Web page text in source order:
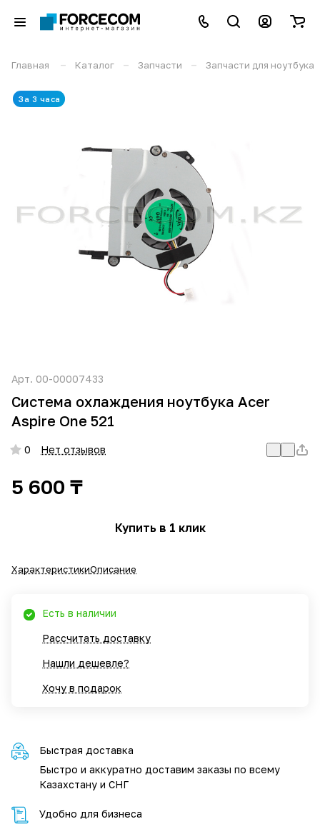
Главная – Каталог – Запчасти – Запчасти для ноутбука
За 3 часа
Арт. 00-00007433
Система охлаждения ноутбука Acer
Aspire One 521
0 Нет отзывов
5 600 ₸
Купить в 1 клик
ХарактеристикиОписание
Есть в наличии
Рассчитать доставку
Нашли дешевле?
Хочу в подарок
Быстрая доставка
Быстро и аккуратно доставим заказы по всему
Казахстану и СНГ
Удобно для бизнеса